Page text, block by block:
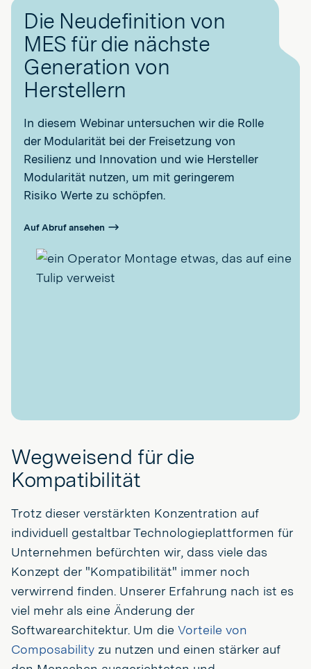
Die Neudefinition von
MES für die nächste
Generation von
Herstellern
In diesem Webinar untersuchen wir die Rolle
der Modularität bei der Freisetzung von
Resilienz und Innovation und wie Hersteller
Modularität nutzen, um mit geringerem
Risiko Werte zu schöpfen.
Auf Abruf ansehen
Wegweisend für die
Kompatibilität
Trotz dieser verstärkten Konzentration auf
individuell gestaltbar Technologieplattformen für
Unternehmen befürchten wir, dass viele das
Konzept der "Kompatibilität" immer noch
verwirrend finden. Unserer Erfahrung nach ist es
viel mehr als eine Änderung der
Softwarearchitektur. Um die Vorteile von
Composability zu nutzen und einen stärker auf